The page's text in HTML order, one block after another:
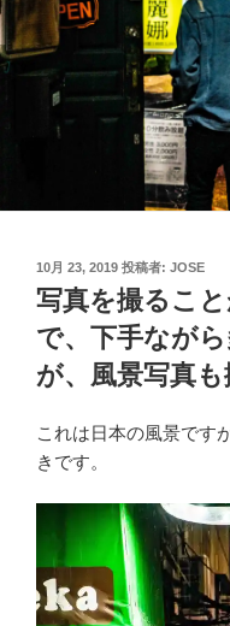
投
稿
日:
10月 23, 2019 投稿者: JOSE
写真を撮るこ
で、下手なが
が、風景写真も
これは日本の風景です
きです。